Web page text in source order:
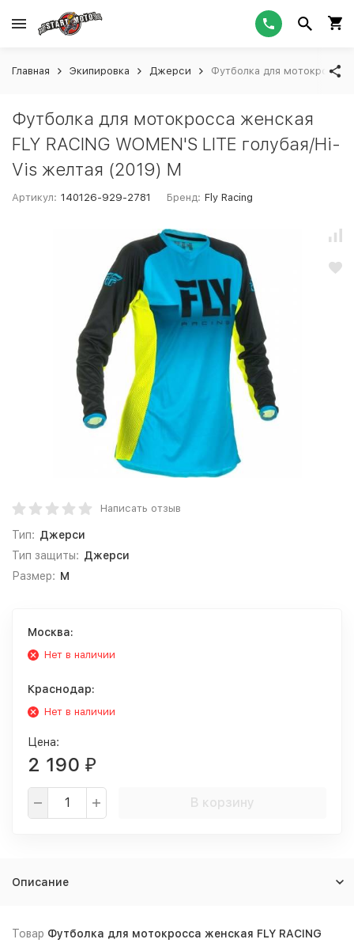
Главная Экипировка Джерси Футболка для мотокросса
Футболка для мотокросса женская
FLY RACING WOMEN'S LITE голубая/Hi-
Vis желтая (2019) M
Артикул: 140126-929-2781 Бренд: Fly Racing
Написать отзыв
Тип: Джерси
Тип защиты: Джерси
Размер: M
Москва:
Нет в наличии
Краснодар:
Нет в наличии
Цена:
2 190 ₽
В корзину
Описание
Товар Футболка для мотокросса женская FLY RACING